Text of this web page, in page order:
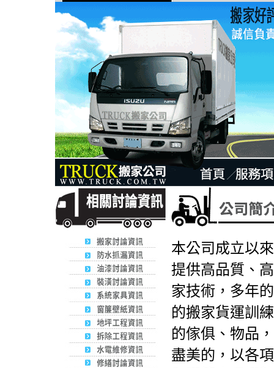
本公司成立以
提供高品質、
家技術，多年
的搬家貨運訓
的傢俱、物品
盡美的，以各